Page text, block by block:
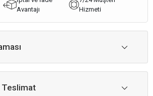
Avantajı
Hizmeti
Teslimat